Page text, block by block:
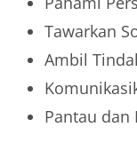
Tawarkan
Ambil
Pantau dan